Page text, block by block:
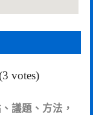
votes)
議題、方法，